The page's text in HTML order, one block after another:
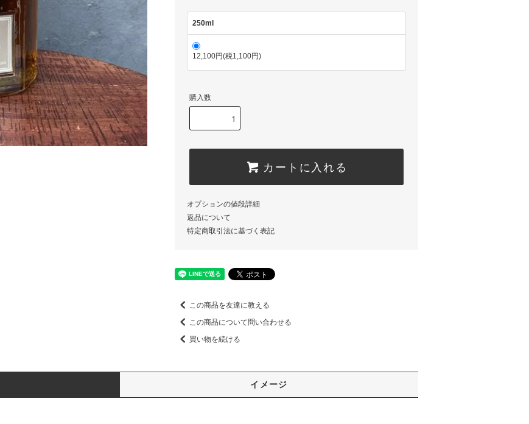
250ml
12,100円(税1,100円)
購入数
カートに入れる
オプションの値段詳細
返品について
特定商取引法に基づく表記
この商品を友達に教える
この商品について問い合わせる
買い物を続ける
イメージ